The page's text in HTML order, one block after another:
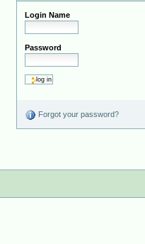
Login Name
Password
Forgot your password?